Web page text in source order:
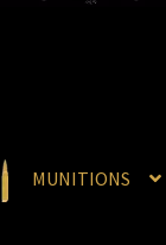
MUNITIONS